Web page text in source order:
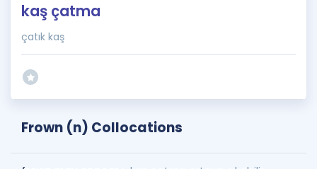
kaş çatma
çatık kaş
Frown (n) Collocations